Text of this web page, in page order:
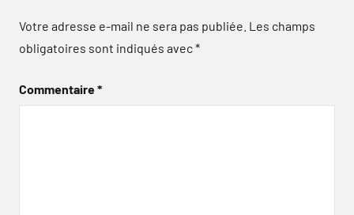
Votre adresse e-mail ne sera pas publiée. Les champs
obligatoires sont indiqués avec*
Commentaire*